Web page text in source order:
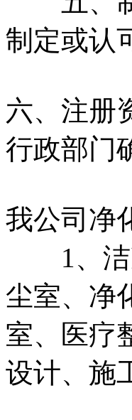
制定或认
六、注册
行政部门
我公司净
1、洁
尘室、净
室、医疗
设计、施